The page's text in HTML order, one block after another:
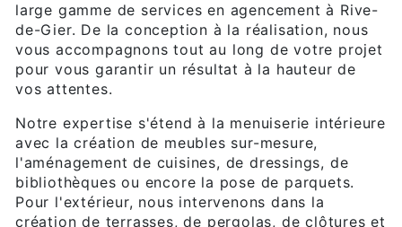
large gamme de services en agencement à Rive-
de-Gier. De la conception à la réalisation, nous
vous accompagnons tout au long de votre projet
pour vous garantir un résultat à la hauteur de
vos attentes.
Notre expertise s'étend à la menuiserie intérieure
avec la création de meubles sur-mesure,
l'aménagement de cuisines, de dressings, de
bibliothèques ou encore la pose de parquets.
Pour l'extérieur, nous intervenons dans la
création de terrasses, de pergolas, de clôtures et